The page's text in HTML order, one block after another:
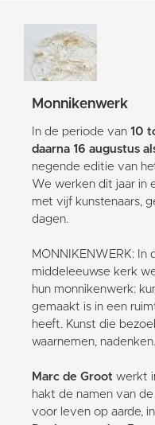
Monnikenwerk
In de periode van 10
daarna 16 augustus
negende editie van
We werken dit jaar in
met vijf kunstenaars,
dagen.
MONNIKENWERK: In
middeleeuwse kerk
hun monnikenwerk:
gemaakt is in een
heeft. Kunst die
waarnemen, nadenken.
Marc de Groot werkt
hakt de namen van
voor leven op aarde,